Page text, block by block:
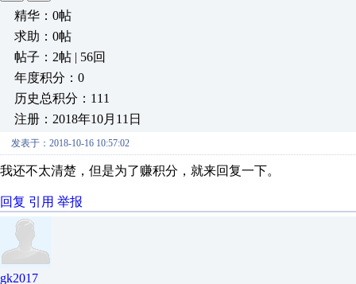
精华：0帖
求助：0帖
帖子：2帖 | 56回
年度积分：0
历史总积分：111
注册：2018年10月11日
发表于：2018-10-16 10:57:02
我还不太清楚，但是为了赚积分，就来回复一下。
回复 引用 举报
gk2017